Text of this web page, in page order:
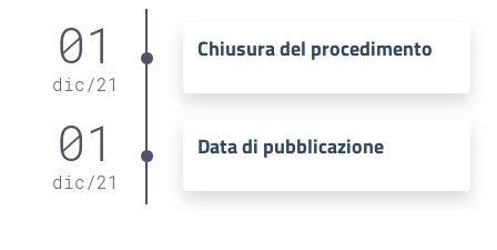
01
dic /21
Chiusura del procedimento
01
dic /21
Data di pubblicazione